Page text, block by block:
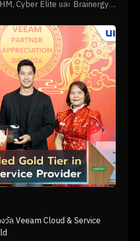
Cyber Elite และ Brainergy
และ Application ไว้
กระดับการให้บริการ Digital
ซลูชันดิจิทัลแบบครบวงจรสำหรับ
วัล Veeam Cloud & Service